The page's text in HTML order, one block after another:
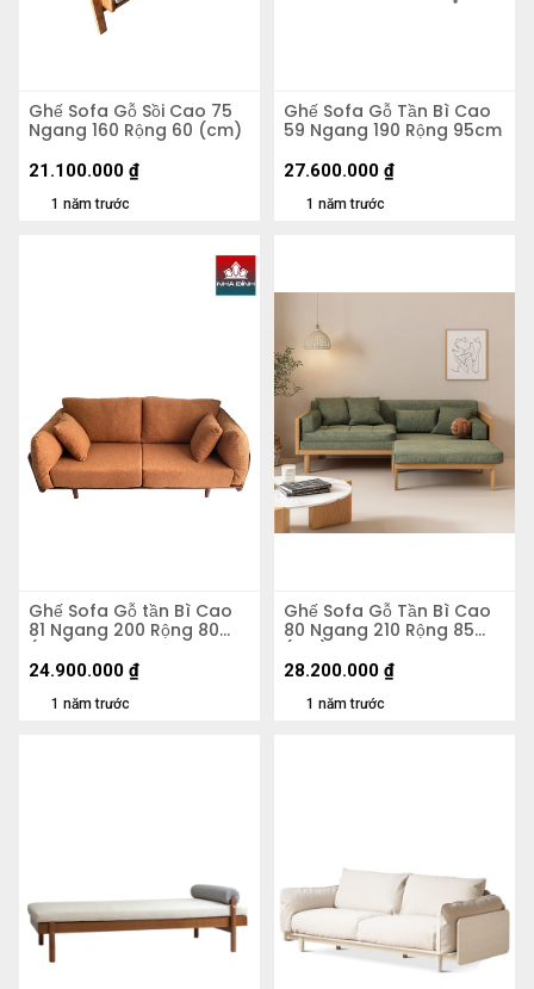
Ghế Sofa Gỗ Sồi Cao 75
Ngang 160 Rộng 60 (cm)
1 năm trước
21.100.000 ₫
Ghế Sofa Gỗ Tần Bì Cao
59 Ngang 190 Rộng 95cm
1 năm trước
27.600.000 ₫
Ghế Sofa Gỗ tần Bì Cao
81 Ngang 200 Rộng 80
(cm)
1 năm trước
24.900.000 ₫
Ghế Sofa Gỗ Tần Bì Cao
80 Ngang 210 Rộng 85
(cm)
1 năm trước
28.200.000 ₫